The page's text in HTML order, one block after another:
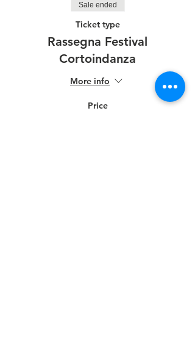
Sale ended
Ticket type
Rassegna Festival
Cortoindanza
More info
Price